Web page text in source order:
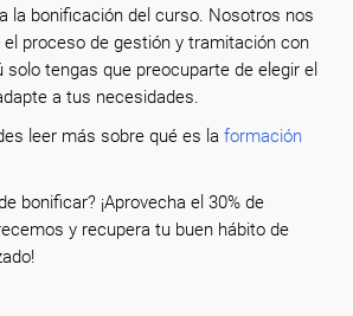
la bonificación del curso. Nosotros nos
proceso de gestión y tramitación con
solo tengas que preocuparte de elegir el
a tus necesidades.
leer más sobre qué es la formación
bonificar? ¡Aprovecha el 30% de
y recupera tu buen hábito de